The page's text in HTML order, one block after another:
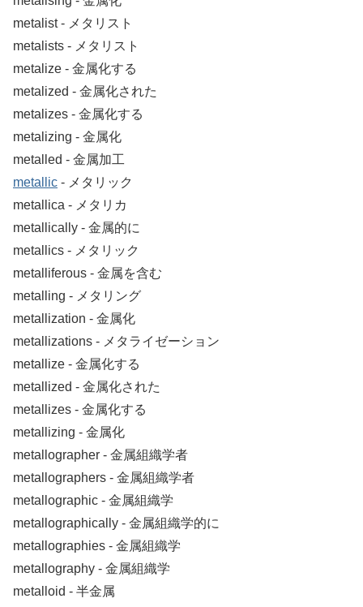
metalist ‐ メタリスト
metalists ‐ メタリスト
metalize ‐ 金属化する
metalized ‐ 金属化された
metalizes ‐ 金属化する
metalizing ‐ 金属化
metalled ‐ 金属加工
metallic ‐ メタリック
metallica ‐ メタリカ
metallically ‐ 金属的に
metallics ‐ メタリック
metalliferous ‐ 金属を含む
metalling ‐ メタリング
metallization ‐ 金属化
metallizations ‐ メタライゼーション
metallize ‐ 金属化する
metallized ‐ 金属化された
metallizes ‐ 金属化する
metallizing ‐ 金属化
metallographer ‐ 金属組織学者
metallographers ‐ 金属組織学者
metallographic ‐ 金属組織学
metallographically ‐ 金属組織学的に
metallographies ‐ 金属組織学
metallography ‐ 金属組織学
metalloid ‐ 半金属